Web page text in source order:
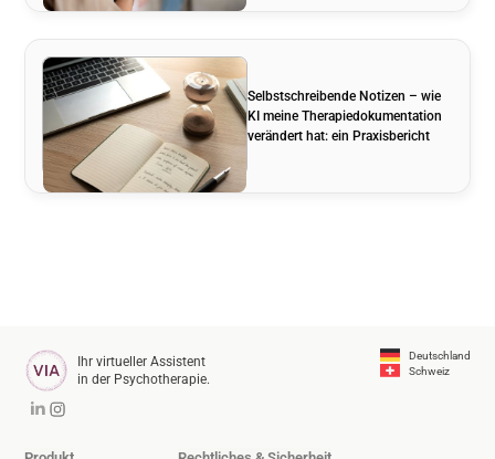
Selbstschreibende Notizen – wie
KI meine Therapiedokumentation
verändert hat: ein Praxisbericht
Ihr virtueller Assistent
in der Psychotherapie.
Deutschland
Schweiz